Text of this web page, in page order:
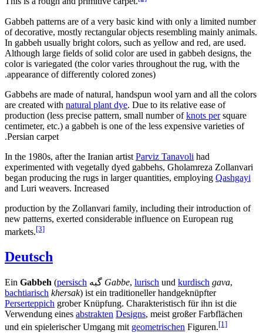
Gabbeh patterns are of a very basic kind with only a limited number
of decorative, mostly rectangular objects resembling mainly animals.
In gabbeh usually bright colors, such as yellow and red, are used.
Although large fields of solid color are used in gabbeh designs, the
color is variegated (the color varies throughout the rug, with the
appearance of differently colored zones).
Gabbehs are made of natural, handspun wool yarn and all the colors
are created with natural plant dye. Due to its relative ease of
production (less precise pattern, small number ofknots persquare
centimeter, etc.) a gabbeh is one of the less expensive varieties of
Persian carpet.
In the 1980s, after the Iranian artist Parviz Tanavoli had
experimented with vegetally dyed gabbehs, Gholamreza Zollanvari
began producing the rugs in larger quantities, employing Qashgayi
and Luri weavers. Increased
production by the Zollanvari family, including their introduction of
new patterns, exerted considerable influence on European rug
markets.[3]
Deutsch
Ein Gabbeh (persisch گبه Gabbe, lurisch und kurdisch gava,
bachtiarisch khersak) ist ein traditioneller handgeknüpfter
Perserteppich grober Knüpfung. Charakteristisch für ihn ist die
Verwendung eines abstrakten Designs, meist großer Farbflächen
und ein spielerischer Umgang mit geometrischen Figuren.[1]